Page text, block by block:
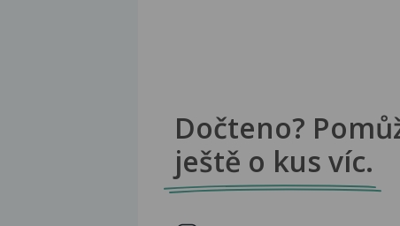
Dočteno?
ještě o kus víc.